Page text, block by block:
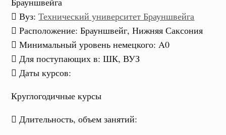
Вуз:Технический университет Брауншвейга
Расположение: Брауншвейг, Нижняя Саксония
Минимальный уровень немецкого:A0
Для поступающих в:ШК, ВУЗ
Даты курсов:
Круглогодичные курсы
Длительность, объем занятий: